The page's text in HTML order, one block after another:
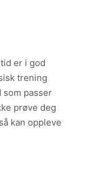
er i god
trening
som passer
prøve deg
kan oppleve